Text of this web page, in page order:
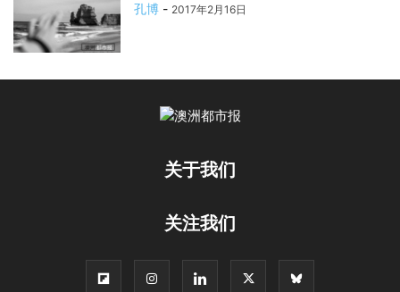
孔博 - 2017年2月16日
关于我们
关注我们